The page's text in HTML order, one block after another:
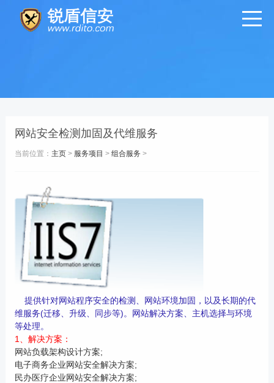
网站安全检测加固及代维服务
当前位置： 主页> 服务项目 > 组合服务 >
提供针对网站程序安全的检测、网站环境加固，以及长期的代
维服务(迁移、升级、同步等)。网站解决方案、主机选择与环境
等处理。
1、解决方案：
网站负载架构设计方案;
电子商务企业网站安全解决方案;
民办医疗企业网站安全解决方案;